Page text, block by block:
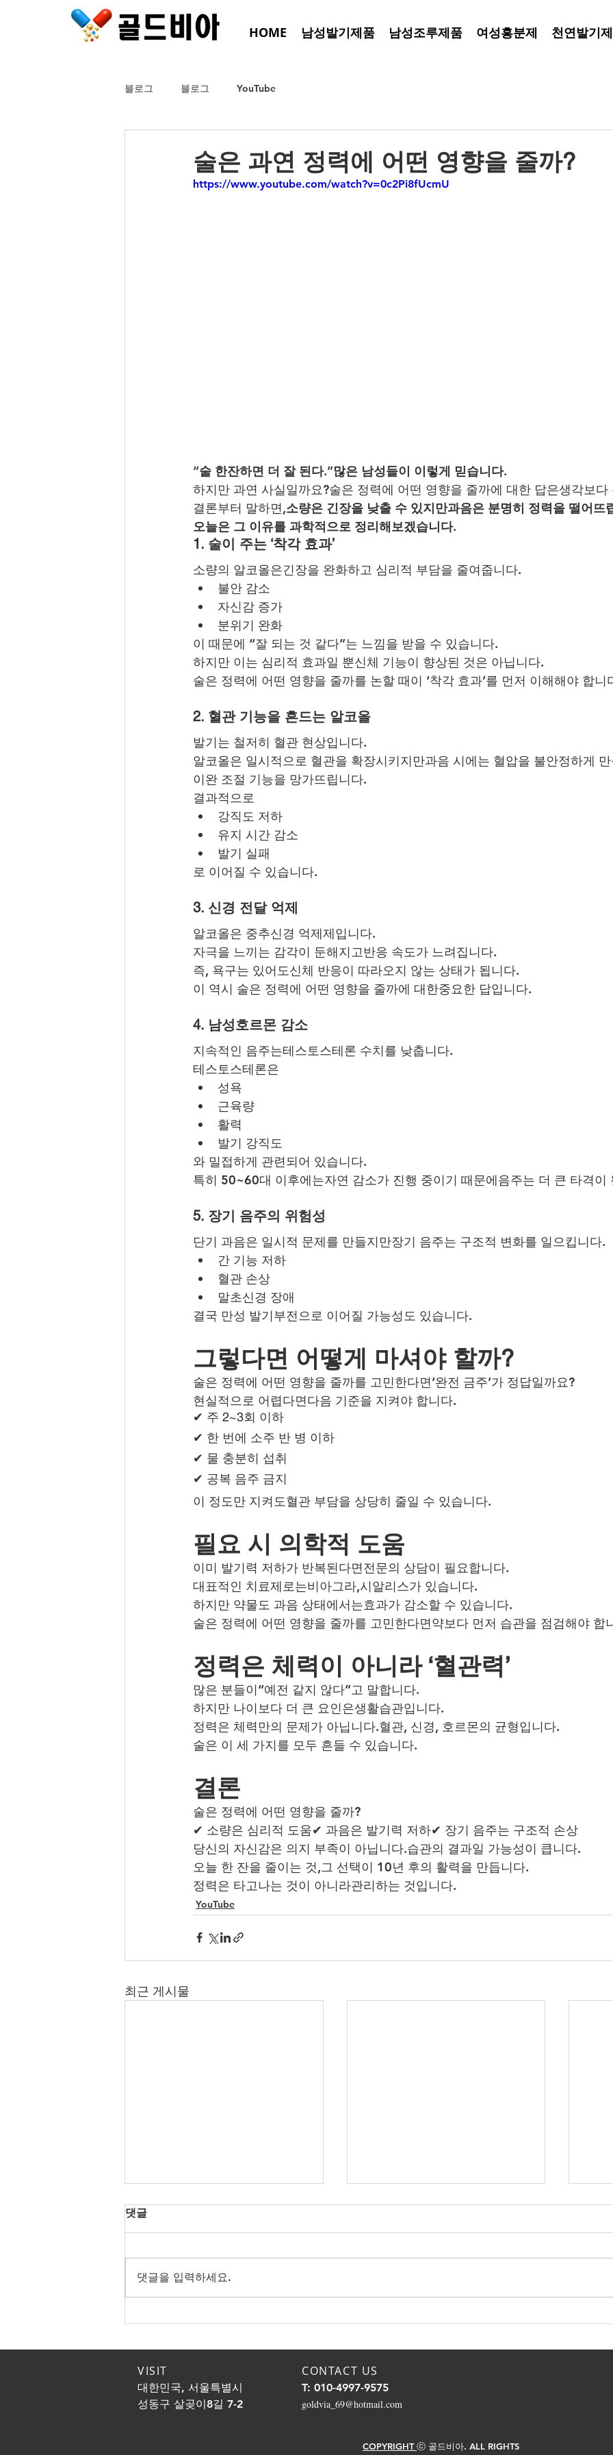
HOME 남성발기제품 남성조루제품 여성흥분제 천연발기제
블로그 블로그 YouTube
술은 과연 정력에 어떤 영향을 줄까?
https://www.youtube.com/watch?v=0c2Pi8fUcmU
“술 한잔하면 더 잘 된다.”많은 남성들이 이렇게 믿습니다.
하지만 과연 사실일까요?술은 정력에 어떤 영향을 줄까에 대한 답은생각보다
결론부터 말하면,소량은 긴장을 낮출 수 있지만과음은 분명히 정력을 떨어뜨
오늘은 그 이유를 과학적으로 정리해보겠습니다.
1. 술이 주는 ‘착각 효과’
소량의 알코올은긴장을 완화하고 심리적 부담을 줄여줍니다.
불안 감소
자신감 증가
분위기 완화
이 때문에 “잘 되는 것 같다”는 느낌을 받을 수 있습니다.
하지만 이는 심리적 효과일 뿐신체 기능이 향상된 것은 아닙니다.
술은 정력에 어떤 영향을 줄까를 논할 때이 ‘착각 효과’를 먼저 이해해야 합니
2. 혈관 기능을 흔드는 알코올
발기는 철저히 혈관 현상입니다.
알코올은 일시적으로 혈관을 확장시키지만과음 시에는 혈압을 불안정하게 만
이완 조절 기능을 망가뜨립니다.
결과적으로
강직도 저하
유지 시간 감소
발기 실패
로 이어질 수 있습니다.
3. 신경 전달 억제
알코올은 중추신경 억제제입니다.
자극을 느끼는 감각이 둔해지고반응 속도가 느려집니다.
즉, 욕구는 있어도신체 반응이 따라오지 않는 상태가 됩니다.
이 역시 술은 정력에 어떤 영향을 줄까에 대한중요한 답입니다.
4. 남성호르몬 감소
지속적인 음주는테스토스테론 수치를 낮춥니다.
테스토스테론은
성욕
근육량
활력
발기 강직도
와 밀접하게 관련되어 있습니다.
특히 50~60대 이후에는자연 감소가 진행 중이기 때문에음주는 더 큰 타격이
5. 장기 음주의 위험성
단기 과음은 일시적 문제를 만들지만장기 음주는 구조적 변화를 일으킵니다.
간 기능 저하
혈관 손상
말초신경 장애
결국 만성 발기부전으로 이어질 가능성도 있습니다.
그렇다면 어떻게 마셔야 할까?
술은 정력에 어떤 영향을 줄까를 고민한다면‘완전 금주’가 정답일까요?
현실적으로 어렵다면다음 기준을 지켜야 합니다.
✔ 주 2~3회 이하
✔ 한 번에 소주 반 병 이하
✔ 물 충분히 섭취
✔ 공복 음주 금지
이 정도만 지켜도혈관 부담을 상당히 줄일 수 있습니다.
필요 시 의학적 도움
이미 발기력 저하가 반복된다면전문의 상담이 필요합니다.
대표적인 치료제로는비아그라,시알리스가 있습니다.
하지만 약물도 과음 상태에서는효과가 감소할 수 있습니다.
술은 정력에 어떤 영향을 줄까를 고민한다면약보다 먼저 습관을 점검해야 합
정력은 체력이 아니라 ‘혈관력’
많은 분들이“예전 같지 않다”고 말합니다.
하지만 나이보다 더 큰 요인은생활습관입니다.
정력은 체력만의 문제가 아닙니다.혈관, 신경, 호르몬의 균형입니다.
술은 이 세 가지를 모두 흔들 수 있습니다.
결론
술은 정력에 어떤 영향을 줄까?
✔ 소량은 심리적 도움✔ 과음은 발기력 저하✔ 장기 음주는 구조적 손상
당신의 자신감은 의지 부족이 아닙니다.습관의 결과일 가능성이 큽니다.
오늘 한 잔을 줄이는 것,그 선택이 10년 후의 활력을 만듭니다.
정력은 타고나는 것이 아니라관리하는 것입니다.
YouTube
최근 게시물
족도를 높이는 방법!
법을 알려드립니다
댓글
댓글을 입력하세요.
VISIT
대한민국, 서울특별시
성동구 살곶이8길 7-2
CONTACT US
T: 010-4997-9575
goldvia_69@hotmail.com
COPYRIGHTⓒ 골드비아. ALL RIGHTS